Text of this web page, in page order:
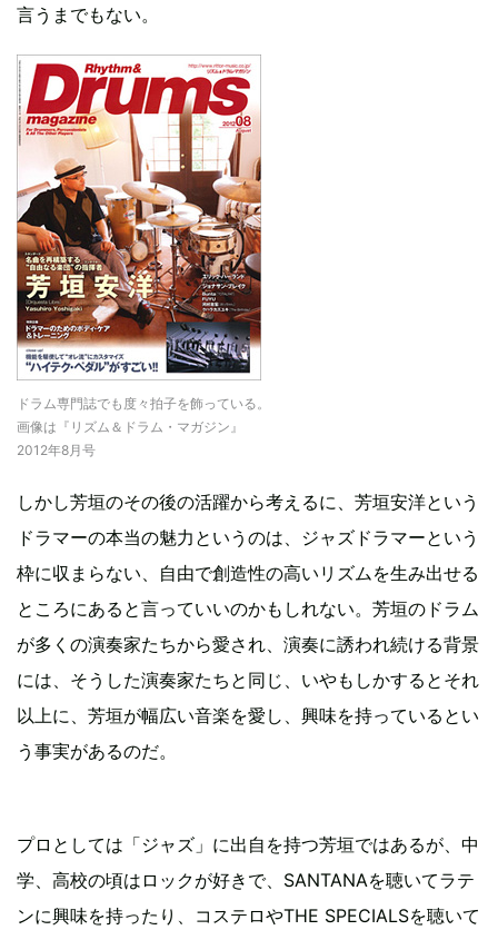
言うまでもない。
ドラム専門誌でも度々拍子を飾っている。
画像は『リズム＆ドラム・マガジン』
2012年8月号
しかし芳垣のその後の活躍から考えるに、芳垣安洋という
ドラマーの本当の魅力というのは、ジャズドラマーという
枠に収まらない、自由で創造性の高いリズムを生み出せる
ところにあると言っていいのかもしれない。芳垣のドラム
が多くの演奏家たちから愛され、演奏に誘われ続ける背景
には、そうした演奏家たちと同じ、いやもしかするとそれ
以上に、芳垣が幅広い音楽を愛し、興味を持っているとい
う事実があるのだ。
プロとしては「ジャズ」に出自を持つ芳垣ではあるが、中
学、高校の頃はロックが好きで、SANTANAを聴いてラテ
ンに興味を持ったり、コステロやTHE SPECIALSを聴いて